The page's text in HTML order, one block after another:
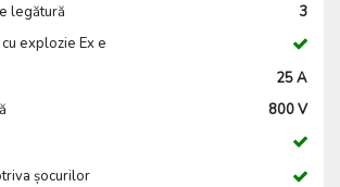
legătură
3
explozie Ex e
25 A
800 V
șocurilor